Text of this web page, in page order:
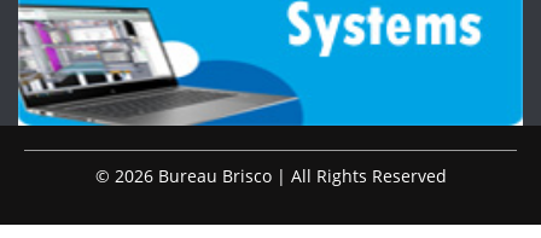
© 2026 Bureau Brisco | All Rights Reserved